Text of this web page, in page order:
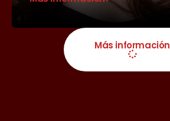
Más información